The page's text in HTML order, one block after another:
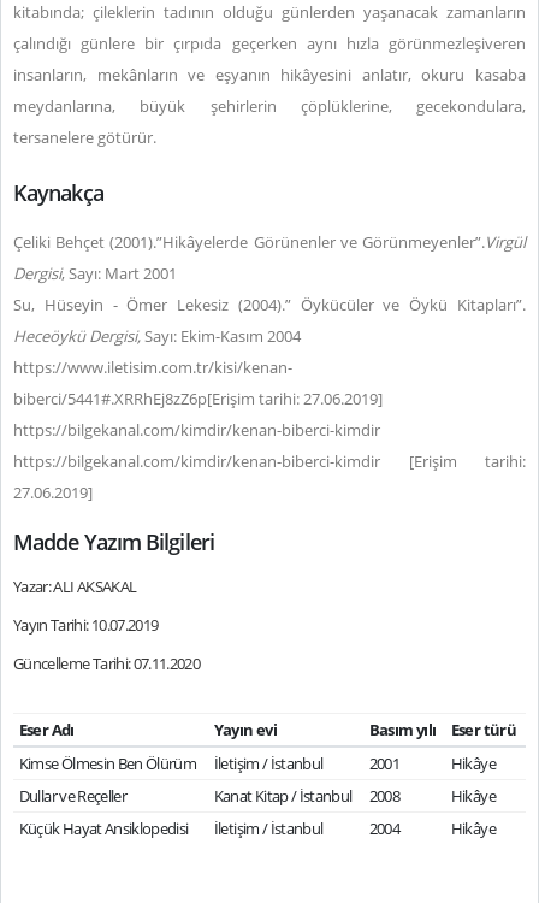
kitabında; çileklerin tadının olduğu günlerden yaşanacak zamanların
çalındığı günlere bir çırpıda geçerken aynı hızla görünmezleşiveren
insanların, mekânların ve eşyanın hikâyesini anlatır, okuru kasaba
meydanlarına, büyük şehirlerin çöplüklerine, gecekondulara,
tersanelere götürür.
Kaynakça
Çeliki Behçet (2001).”Hikâyelerde Görünenler ve Görünmeyenler”.Virgül
Dergisi, Sayı: Mart 2001
Su, Hüseyin - Ömer Lekesiz (2004).” Öykücüler ve Öykü Kitapları”.
Heceöykü Dergisi,Sayı: Ekim-Kasım 2004
https://www.iletisim.com.tr/kisi/kenan-
biberci/5441#.XRRhEj8zZ6p[Erişim tarihi: 27.06.2019]
https://bilgekanal.com/kimdir/kenan-biberci-kimdir
https://bilgekanal.com/kimdir/kenan-biberci-kimdir [Erişim tarihi:
27.06.2019]
Madde Yazım Bilgileri
Yazar: ALI AKSAKAL
Yayın Tarihi: 10.07.2019
Güncelleme Tarihi: 07.11.2020
Eser Adı Yayın evi Basım yılı
Eser türü
Kimse Ölmesin Ben Ölürüm
İletişim / İstanbul 2001
Hikâye
Dullar ve Reçeller
Kanat Kitap / İstanbul 2008
Hikâye
Küçük Hayat Ansiklopedisi
İletişim / İstanbul 2004 Hikâye